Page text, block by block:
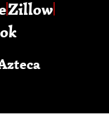
Zillow